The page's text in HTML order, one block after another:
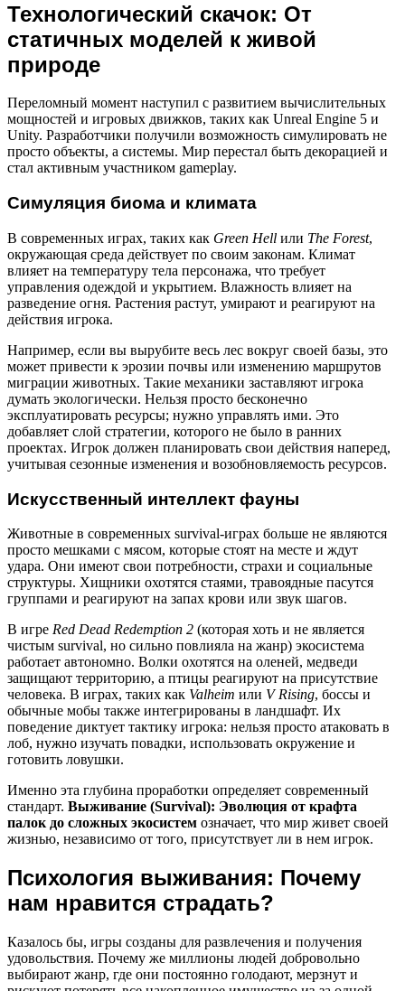
Технологический скачок: От
статичных моделей к живой
природе
Переломный момент наступил с развитием вычислительных
мощностей и игровых движков, таких как Unreal Engine 5 и
Unity. Разработчики получили возможность симулировать не
просто объекты, а системы. Мир перестал быть декорацией и
стал активным участником gameplay.
Симуляция биома и климата
В современных играх, таких как Green Hell или The Forest,
окружающая среда действует по своим законам. Климат
влияет на температуру тела персонажа, что требует
управления одеждой и укрытием. Влажность влияет на
разведение огня. Растения растут, умирают и реагируют на
действия игрока.
Например, если вы вырубите весь лес вокруг своей базы, это
может привести к эрозии почвы или изменению маршрутов
миграции животных. Такие механики заставляют игрока
думать экологически. Нельзя просто бесконечно
эксплуатировать ресурсы; нужно управлять ими. Это
добавляет слой стратегии, которого не было в ранних
проектах. Игрок должен планировать свои действия наперед,
учитывая сезонные изменения и возобновляемость ресурсов.
Искусственный интеллект фауны
Животные в современных survival-играх больше не являются
просто мешками с мясом, которые стоят на месте и ждут
удара. Они имеют свои потребности, страхи и социальные
структуры. Хищники охотятся стаями, травоядные пасутся
группами и реагируют на запах крови или звук шагов.
В игре Red Dead Redemption 2 (которая хоть и не является
чистым survival, но сильно повлияла на жанр) экосистема
работает автономно. Волки охотятся на оленей, медведи
защищают территорию, а птицы реагируют на присутствие
человека. В играх, таких как Valheim или V Rising, боссы и
обычные мобы также интегрированы в ландшафт. Их
поведение диктует тактику игрока: нельзя просто атаковать в
лоб, нужно изучать повадки, использовать окружение и
готовить ловушки.
Именно эта глубина проработки определяет современный
стандарт. Выживание (Survival): Эволюция от крафта
палок до сложных экосистем означает, что мир живет своей
жизнью, независимо от того, присутствует ли в нем игрок.
Психология выживания: Почему
нам нравится страдать?
Казалось бы, игры созданы для развлечения и получения
удовольствия. Почему же миллионы людей добровольно
выбирают жанр, где они постоянно голодают, мерзнут и